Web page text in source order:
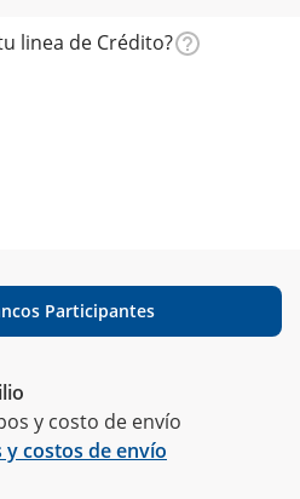
linea de Crédito?
Participantes
y costo de envío
costos de envío